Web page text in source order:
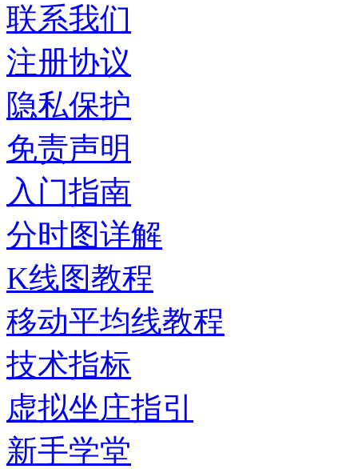
联系我们
注册协议
隐私保护
免责声明
入门指南
分时图详解
K线图教程
移动平均线教程
技术指标
虚拟坐庄指引
新手学堂